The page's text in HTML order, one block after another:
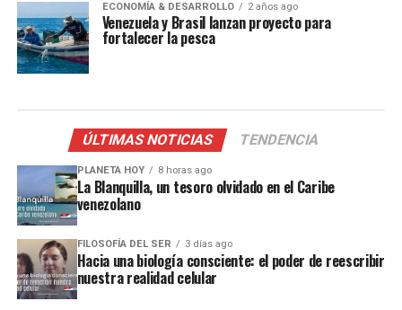
ECONOMÍA & DESARROLLO 2 años ago
Venezuela y Brasil lanzan proyecto para
fortalecer la pesca
ÚLTIMAS NOTICIAS TENDENCIA
PLANETA HOY 8 horas ago
La Blanquilla, un tesoro olvidado en el Caribe
venezolano
FILOSOFÍA DEL SER 3 días ago
Hacia una biología consciente: el poder de reescribir
nuestra realidad celular